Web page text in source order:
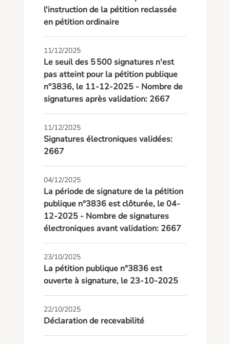
l'instruction de la pétition reclassée
en pétition ordinaire
11/12/2025
Le seuil des 5 500 signatures n'est
pas atteint pour la pétition publique
n°3836, le 11-12-2025 - Nombre de
signatures après validation: 2667
11/12/2025
Signatures électroniques validées:
2667
04/12/2025
La période de signature de la pétition
publique n°3836 est clôturée, le 04-
12-2025 - Nombre de signatures
électroniques avant validation: 2667
23/10/2025
La pétition publique n°3836 est
ouverte à signature, le 23-10-2025
22/10/2025
Déclaration de recevabilité